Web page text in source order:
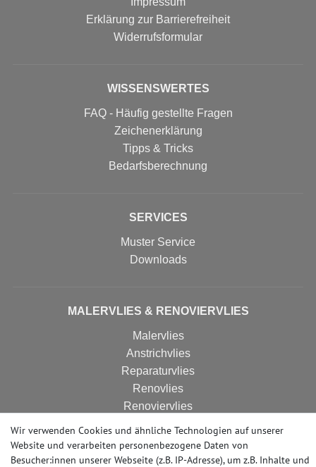
Erklärung zur Barrierefreiheit
Widerrufs­formular
WISSENSWERTES
FAQ - Häufig gestellte Fragen
Zeichenerklärung
Tipps & Tricks
Bedarfsberechnung
SERVICES
Muster Service
Downloads
MALERVLIES & RENOVIERVLIES
Malervlies
Anstrichvlies
Reparaturvlies
Renovlies
Renoviervlies
Glattvlies
Glattes Vlies
Wir verwenden Cookies und ähnliche Technologien auf unserer
Website und verarbeiten personenbezogene Daten von
Besucher:innen unserer Webseite (z.B. IP-Adresse), um z.B. Inhalte und